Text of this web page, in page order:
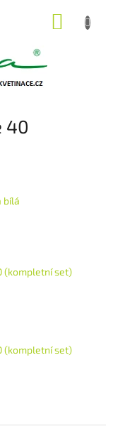
40
bílá
(kompletní set)
(kompletní set)